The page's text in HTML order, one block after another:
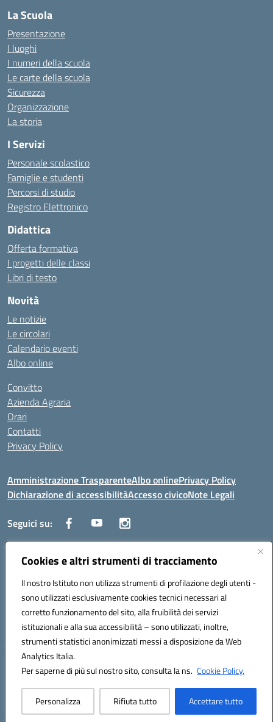
Cookies e altri strumenti di tracciamento
Il nostro Istituto non utilizza strumenti di profilazione degli utenti -
sono utilizzati esclusivamente cookies tecnici necessari al
corretto funzionamento del sito, alla fruibilità dei servizi
istituzionali e alla sua accessibilità – sono utilizzati, inoltre,
strumenti statistici anonimizzati messi a disposizione da Web
Analytics Italia.
Per saperne di più sul nostro sito, consulta la ns. Cookie Policy.
Personalizza Rifiuta tutto Accettare tutto
La Scuola
Presentazione
I luoghi
I numeri della scuola
Le carte della scuola
Sicurezza
Organizzazione
La storia
I Servizi
Personale scolastico
Famiglie e studenti
Percorsi di studio
Registro Elettronico
Didattica
Offerta formativa
I progetti delle classi
Libri di testo
Novità
Le notizie
Le circolari
Calendario eventi
Albo online
Convitto
Azienda Agraria
Orari
Contatti
Privacy Policy
Amministrazione TrasparenteAlbo onlinePrivacy Policy
Dichiarazione di accessibilitàAccesso civicoNote Legali
Seguici su:
Via dei Cappuccini, 5 - 60044 Fabriano (AN) - Tel. 0732 3373 - 0732
3573 - Mail: anis01700P@istruzione.it - PEC:
Codice meccanografico: ANIS01700P - Codice iPA: istsc_ANIS01700P -
C.F. 81002710424 - Codice univoco fatturazione elettronica (CUF):
UFBMDS
Hosting & Powered by 3D Solution S.r.l.
Concept & Design by Designers Italia